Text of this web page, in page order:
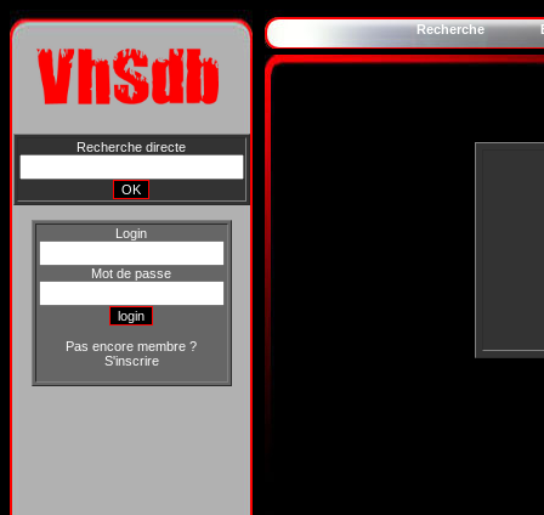
Recherche directe
Login
Mot de passe
Pas encore membre ?
S'inscrire
Recherche